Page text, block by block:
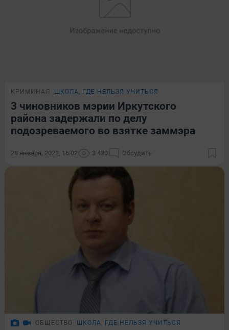
КРИМИНАЛ ШКОЛА, ГДЕ НЕЛЬЗЯ УЧИТЬСЯ
3 чиновников мэрии Иркутского
района задержали по делу
подозреваемого во взятке заммэра
28 января, 2022, 16:02 3 430 Обсудить
ОБЩЕСТВО ШКОЛА, ГДЕ НЕЛЬЗЯ УЧИТЬСЯ